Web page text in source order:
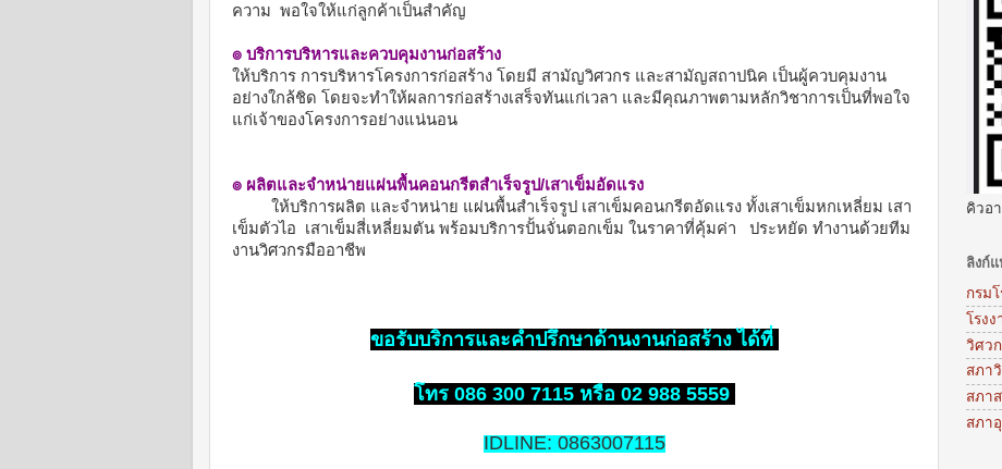
ความ พอใจให้แก่ลูกค้าเป็นสำคัญ
๏ บริการบริหารและควบคุมงานก่อสร้าง
ให้บริการ การบริหารโครงการก่อสร้าง โดยมี สามัญวิศวกร และสามัญสถาปนิค เป็นผู้ควบคุมงาน
อย่างใกล้ชิด โดยจะทำให้ผลการก่อสร้างเสร็จทันแก่เวลา และมีคุณภาพตามหลักวิชาการเป็นที่พอใจ
แก่เจ้าของโครงการอย่างแน่นอน
๏ ผลิตและจำหน่ายแผ่นพื้นคอนกรีตสำเร็จรูป/เสาเข็มอัดแรง
ให้บริการผลิต และจำหน่าย แผ่นพื้นสำเร็จรูป เสาเข็มคอนกรีตอัดแรง ทั้งเสาเข็มหกเหลี่ยม เสา
เข็มตัวไอ เสาเข็มสี่เหลี่ยมตัน พร้อมบริการปั้นจั่นตอกเข็ม ในราคาที่คุ้มค่า ประหยัด ทำงานด้วยทีม
งานวิศวกรมืออาชีพ
ขอรับบริการและคำปรึกษาด้านงานก่อสร้าง ได้ที่
โทร 086 300 7115 หรือ 02 988 5559
IDLINE: 0863007115
คิวอ
ลิงก์
กรม
โรง
วิศว
สภา
สภา
สภา